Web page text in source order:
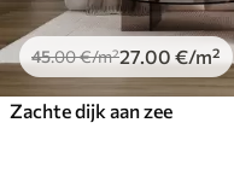
45.00€/m²27.00 €/m²
Zachte dijk aan zee